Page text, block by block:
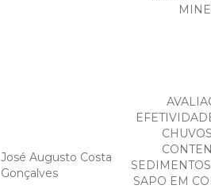
José Augusto Costa
Gonçalves
SAPO EM